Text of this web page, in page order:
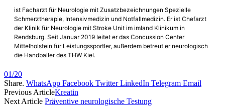
ist Facharzt für Neurologie mit Zusatzbezeichnungen Spezielle
Schmerztherapie, Intensivmedizin und Notfallmedizin. Er ist Chefarzt
der Klinik für Neurologie mit Stroke Unit im imland Klinikum in
Rendsburg. Seit Januar 2019 leitet er das Concussion Center
Mittelholstein für Leistungssportler, außerdem betreut er neurologisch
die Handballer des THW Kiel.
01/20
Share. WhatsApp Facebook Twitter LinkedIn Telegram Email
Previous ArticleKreatin
Next Article Präventive neurologische Testung